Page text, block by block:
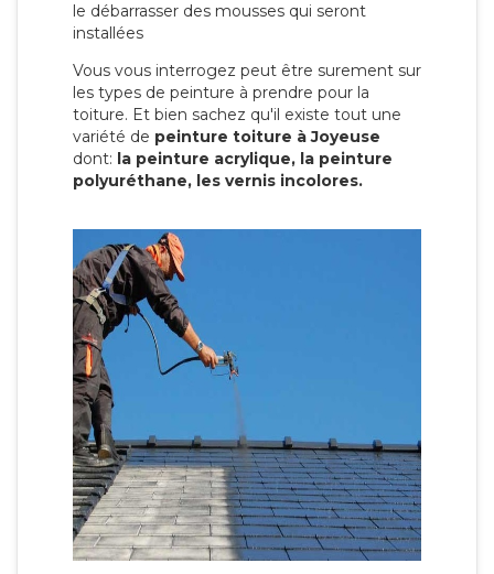
le débarrasser des mousses qui seront
installées
Vous vous interrogez peut être surement sur
les types de peinture à prendre pour la
toiture. Et bien sachez qu'il existe tout une
variété de peinture toiture à Joyeuse
dont: la peinture acrylique, la peinture
polyuréthane, les vernis incolores.